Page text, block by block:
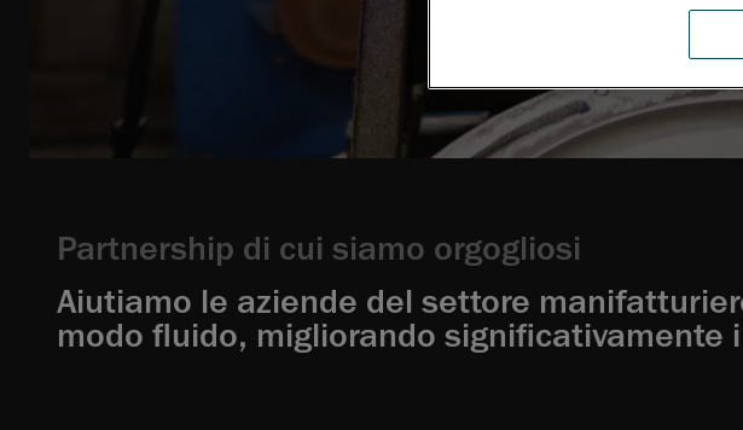
Partnership di cui siamo orgogliosi
Aiutiamo le aziende del settore
modo fluido, migliorando